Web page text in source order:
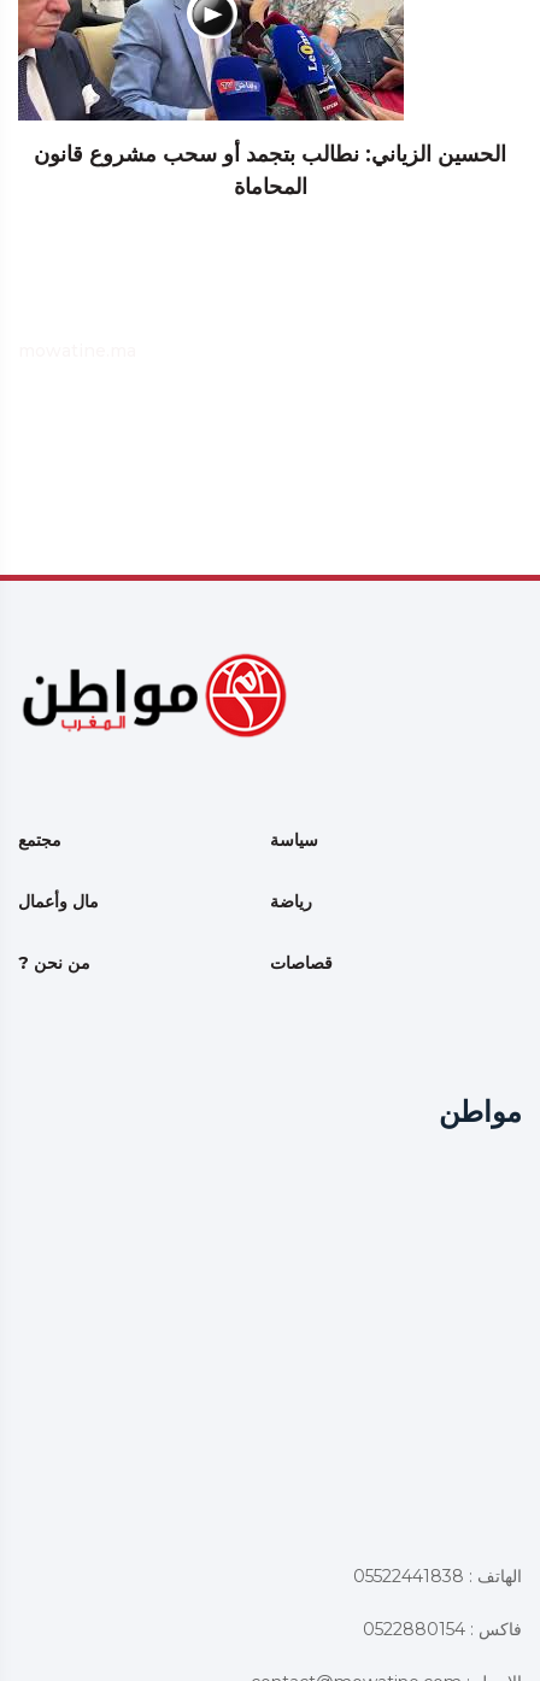
الحسين الزياني: نطالب بتجمد أو سحب مشروع قانون
المحاماة
سياسة مجتمع
رياضة مال وأعمال
قصاصات من نحن ?
مواطن
الهاتف : 05522441838
فاكس : 0522880154